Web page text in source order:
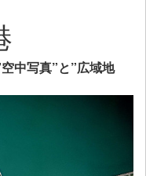
中写真”と”広域地